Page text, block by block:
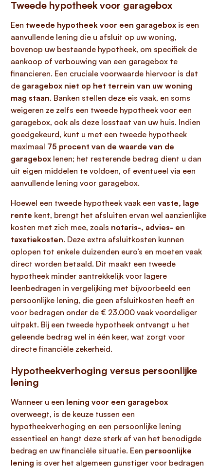
Tweede hypotheek voor garagebox
Een tweede hypotheek voor een garagebox is een
aanvullende lening die u afsluit op uw woning,
bovenop uw bestaande hypotheek, om specifiek de
aankoop of verbouwing van een garagebox te
financieren. Een cruciale voorwaarde hiervoor is dat
de garagebox niet op het terrein van uw woning
mag staan. Banken stellen deze eis vaak, en soms
weigeren ze zelfs een tweede hypotheek voor een
garagebox, ook als deze losstaat van uw huis. Indien
goedgekeurd, kunt u met een tweede hypotheek
maximaal 75 procent van de waarde van de
garagebox lenen; het resterende bedrag dient u dan
uit eigen middelen te voldoen, of eventueel via een
aanvullende lening voor garagebox.
Hoewel een tweede hypotheek vaak een vaste, lage
rente kent, brengt het afsluiten ervan wel aanzienlijke
kosten met zich mee, zoals notaris-, advies- en
taxatiekosten. Deze extra afsluitkosten kunnen
oplopen tot enkele duizenden euro’s en moeten vaak
direct worden betaald. Dit maakt een tweede
hypotheek minder aantrekkelijk voor lagere
leenbedragen in vergelijking met bijvoorbeeld een
persoonlijke lening, die geen afsluitkosten heeft en
voor bedragen onder de € 23.000 vaak voordeliger
uitpakt. Bij een tweede hypotheek ontvangt u het
geleende bedrag wel in één keer, wat zorgt voor
directe financiële zekerheid.
Hypotheekverhoging versus persoonlijke
lening
Wanneer u een lening voor een garagebox
overweegt, is de keuze tussen een
hypotheekverhoging en een persoonlijke lening
essentieel en hangt deze sterk af van het benodigde
bedrag en uw financiële situatie. Een persoonlijke
lening is over het algemeen gunstiger voor bedragen